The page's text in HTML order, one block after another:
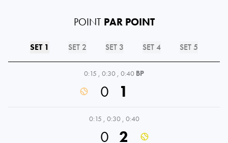
POINT PAR POINT
SET 1 SET 2 SET 3 SET 4 SET 5
0:15 , 0:30 , 0:40 BP
0 1
0:15 , 0:30 , 0:40
0 2